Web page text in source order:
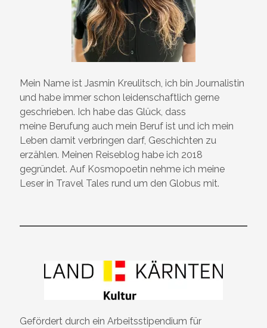
Mein Name ist Jasmin Kreulitsch, ich bin Journalistin
und habe immer schon leidenschaftlich gerne
geschrieben. Ich habe das Glück, dass
meine Berufung auch mein Beruf ist und ich mein
Leben damit verbringen darf, Geschichten zu
erzählen. Meinen Reiseblog habe ich 2018
gegründet. Auf Kosmopoetin nehme ich meine
Leser in Travel Tales rund um den Globus mit.
Gefördert durch ein Arbeitsstipendium für